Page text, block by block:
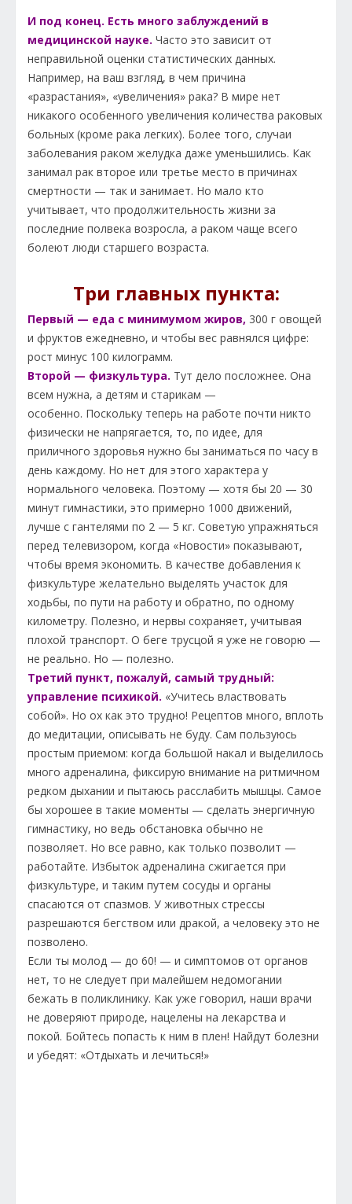
И под конец. Есть много заблуждений в
медицинской науке. Часто это зависит от
неправильной оценки статистических данных.
Например, на ваш взгляд, в чем причина
«разрастания», «увеличения» рака? В мире нет
никакого особенного увеличения количества раковых
больных (кроме рака легких). Более того, случаи
заболевания раком желудка даже уменьшились. Как
занимал рак второе или третье место в причинах
смертности — так и занимает. Но мало кто
учитывает, что продолжительность жизни за
последние полвека возросла, а раком чаще всего
болеют люди старшего возраста.
Три главных пункта:
Первый — еда с минимумом жиров, 300 г овощей
и фруктов ежедневно, и чтобы вес равнялся цифре:
рост минус 100 килограмм.
Второй — физкультура. Тут дело посложнее. Она
всем нужна, а детям и старикам —
особенно. Поскольку теперь на работе почти никто
физически не напрягается, то, по идее, для
приличного здоровья нужно бы заниматься по часу в
день каждому. Но нет для этого характера у
нормального человека. Поэтому — хотя бы 20 — 30
минут гимнастики, это примерно 1000 движений,
лучше с гантелями по 2 — 5 кг. Советую упражняться
перед телевизором, когда «Новости» показывают,
чтобы время экономить. В качестве добавления к
физкультуре желательно выделять участок для
ходьбы, по пути на работу и обратно, по одному
километру. Полезно, и нервы сохраняет, учитывая
плохой транспорт. О беге трусцой я уже не говорю —
не реально. Но — полезно.
Третий пункт, пожалуй, самый трудный:
управление психикой. «Учитесь властвовать
собой». Но ох как это трудно! Рецептов много, вплоть
до медитации, описывать не буду. Сам пользуюсь
простым приемом: когда большой накал и выделилось
много адреналина, фиксирую внимание на ритмичном
редком дыхании и пытаюсь расслабить мышцы. Самое
бы хорошее в такие моменты — сделать энергичную
гимнастику, но ведь обстановка обычно не
позволяет. Но все равно, как только позволит —
работайте. Избыток адреналина сжигается при
физкультуре, и таким путем сосуды и органы
спасаются от спазмов. У животных стрессы
разрешаются бегством или дракой, а человеку это не
позволено.
Если ты молод — до 60! — и симптомов от органов
нет, то не следует при малейшем недомогании
бежать в поликлинику. Как уже говорил, наши врачи
не доверяют природе, нацелены на лекарства и
покой. Бойтесь попасть к ним в плен! Найдут болезни
и убедят: «Отдыхать и лечиться!»